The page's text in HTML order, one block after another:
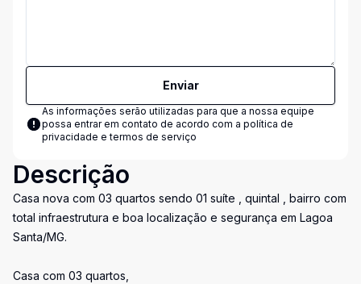
Enviar
As informações serão utilizadas para que a nossa equipe
possa entrar em contato de acordo com a política de
privacidade e termos de serviço
Descrição
Casa nova com 03 quartos sendo 01 suíte , quintal , bairro com
total infraestrutura e boa localização e segurança em Lagoa
Santa/MG.
Casa com 03 quartos,